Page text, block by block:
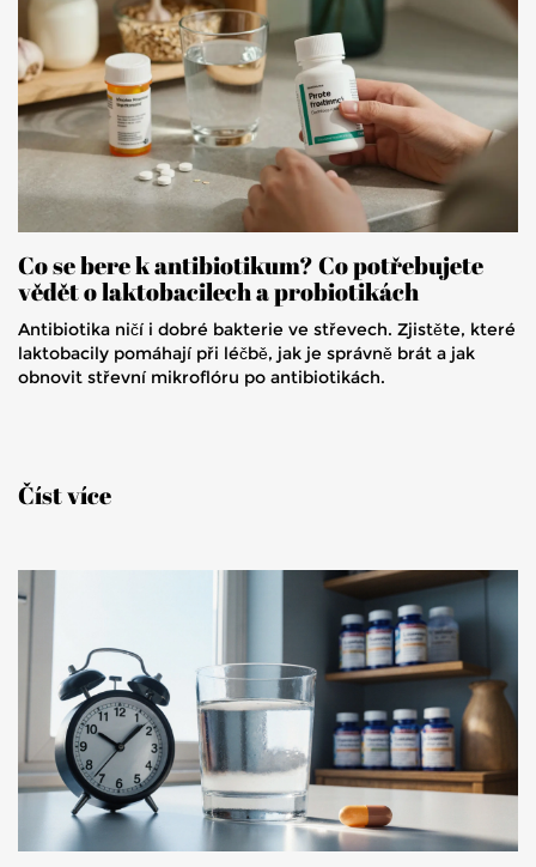
Co se bere k antibiotikum? Co potřebujete
vědět o laktobacilech a probiotikách
Antibiotika ničí i dobré bakterie ve střevech. Zjistěte, které
laktobacily pomáhají při léčbě, jak je správně brát a jak
obnovit střevní mikroflóru po antibiotikách.
Číst více